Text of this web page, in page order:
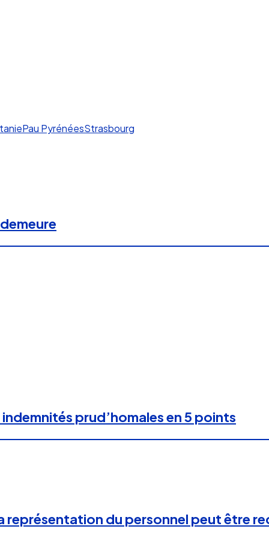
Pau PyrénéesStrasbourg
prud’homales en 5 points
représentation du personnel peut être